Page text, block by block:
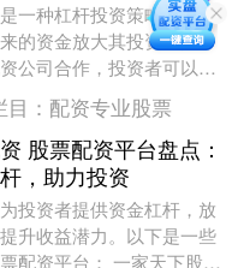
一种杠杆投资策略，允许
的资金放大其投资回报。
公司合作，投资者可以获
值 5 倍的资金杠杆。 * **
目： 配资专业股票
股票配资平台盘点：
，助力投资
投资者提供资金杠杆，放
升收益潜力。以下是一些
配资平台： 一家天下股票